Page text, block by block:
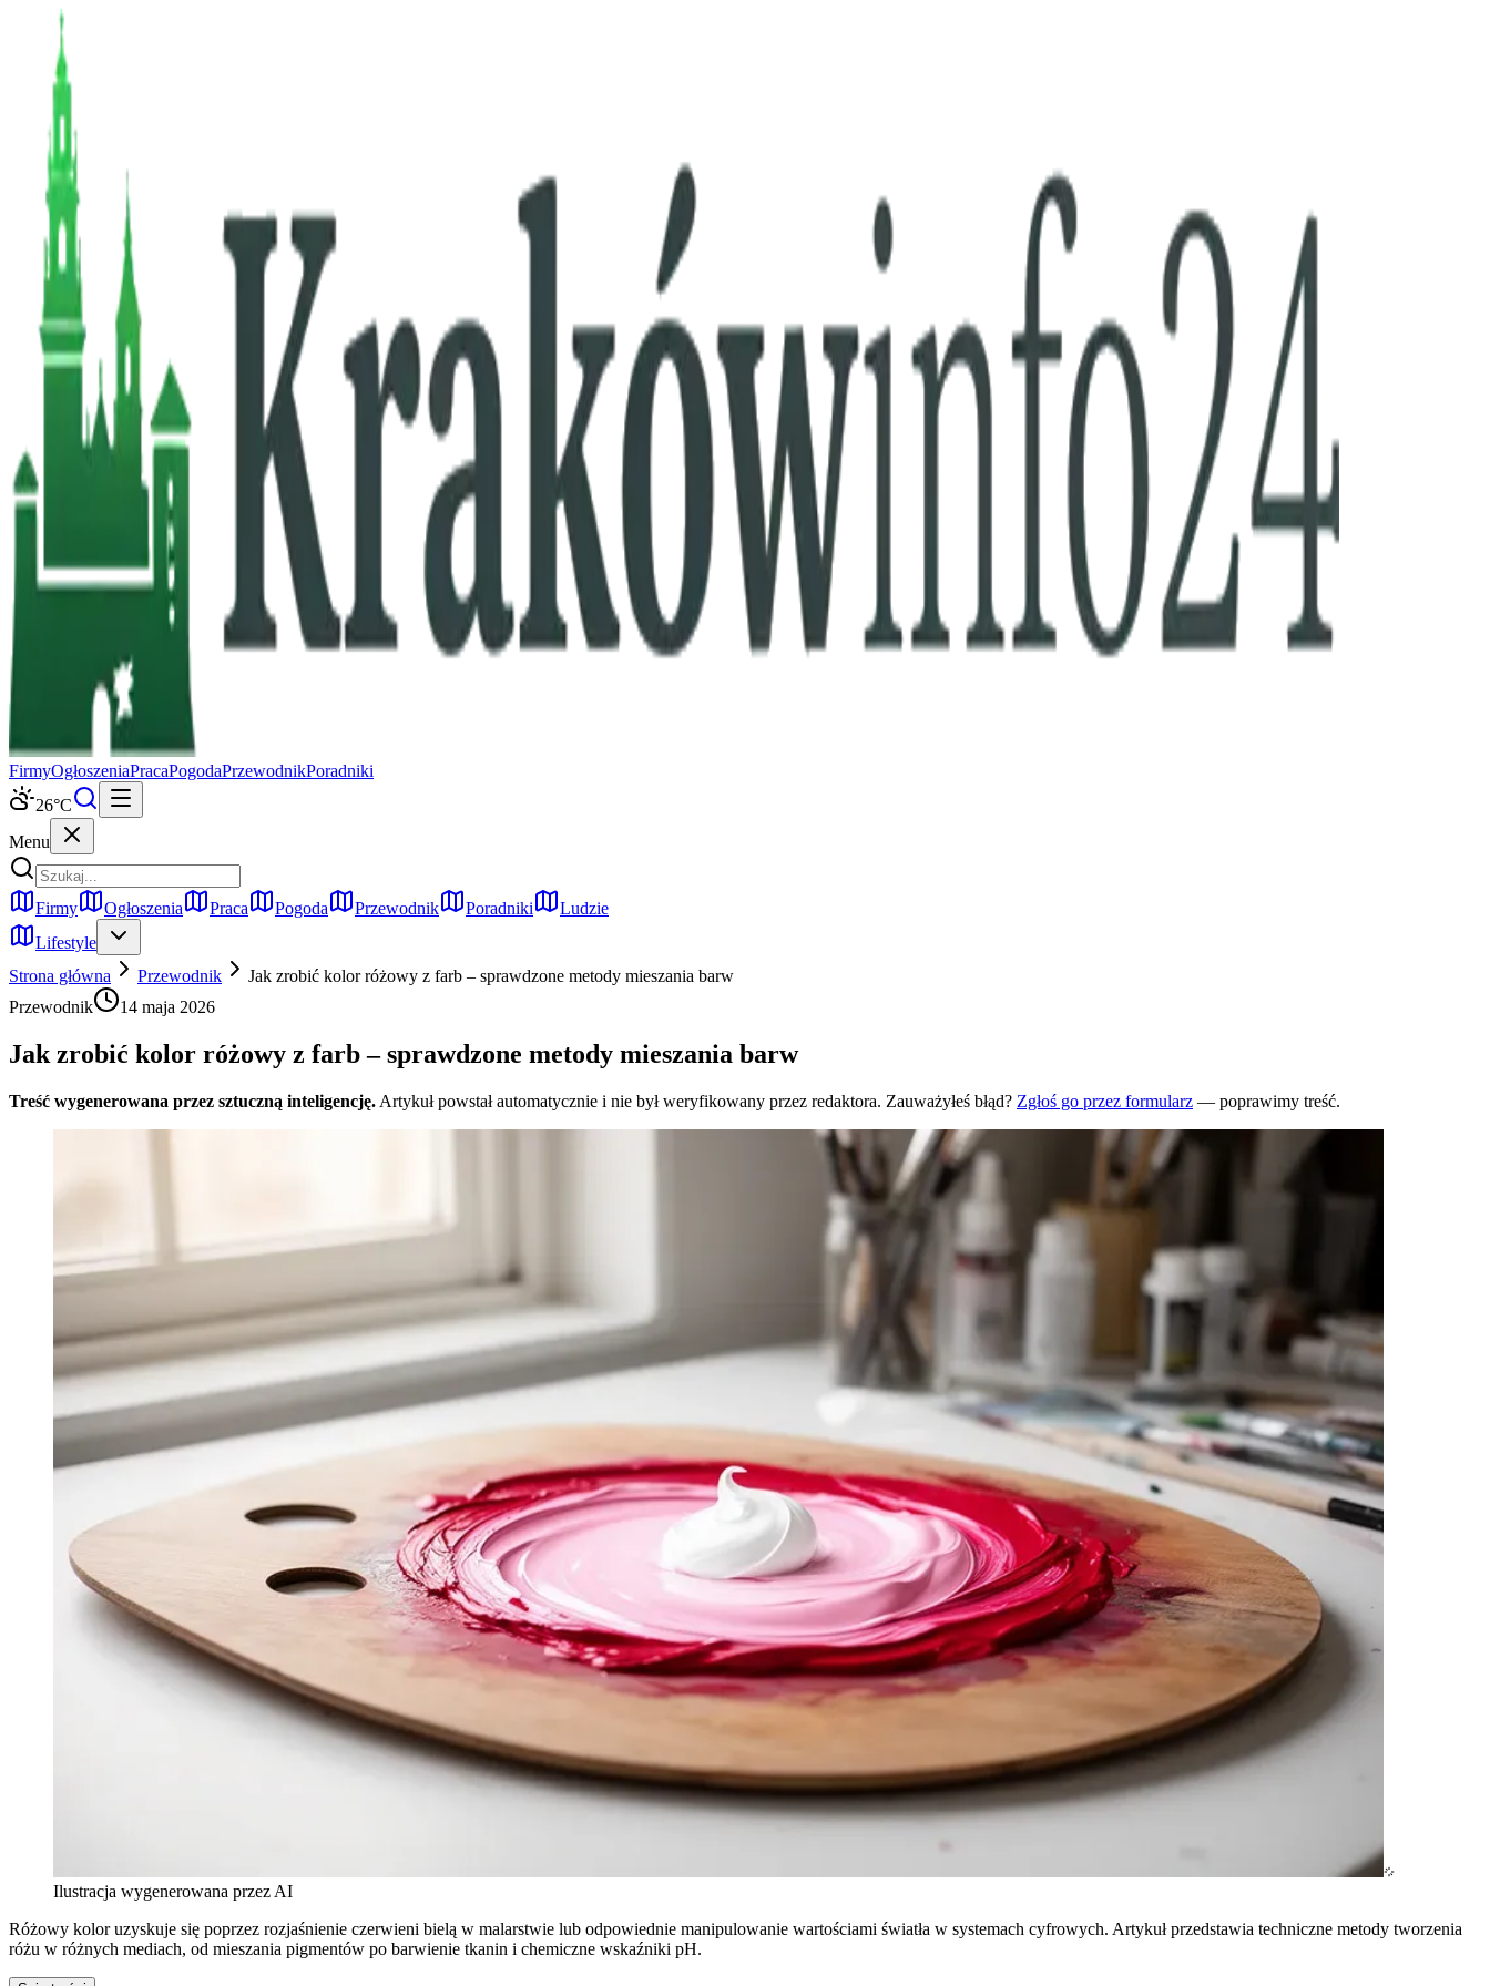
FirmyOgłoszeniaPracaPogodaPrzewodnikPoradniki
26°C
Menu
Firmy Ogłoszenia Praca Pogoda Przewodnik Poradniki
Ludzie
Lifestyle
Strona główna
Przewodnik
Jak zrobić kolor różowy z farb – sprawdzone metody mieszania barw
Przewodnik
14 maja 2026
Jak zrobić kolor różowy z farb – sprawdzone metody mieszania barw
Treść wygenerowana przez sztuczną inteligencję. Artykuł powstał automatycznie i nie był weryfikowany przez redaktora. Zauważyłeś błąd? Zgłoś go przez formularz — poprawimy treść.
Ilustracja wygenerowana przez AI
Różowy kolor uzyskuje się poprzez rozjaśnienie czerwieni bielą w malarstwie lub odpowiednie manipulowanie wartościami światła w systemach cyfrowych. Artykuł przedstawia techniczne metody tworzenia
różu w różnych mediach, od mieszania pigmentów po barwienie tkanin i chemiczne wskaźniki pH.